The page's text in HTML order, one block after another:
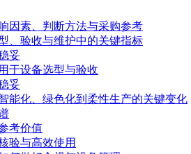
因素、判断方法与采购参考
、验收与维护中的关键指标
妥
于设备选型与验收
妥
能化、绿色化到柔性生产的关键变化
考价值
验与高效使用